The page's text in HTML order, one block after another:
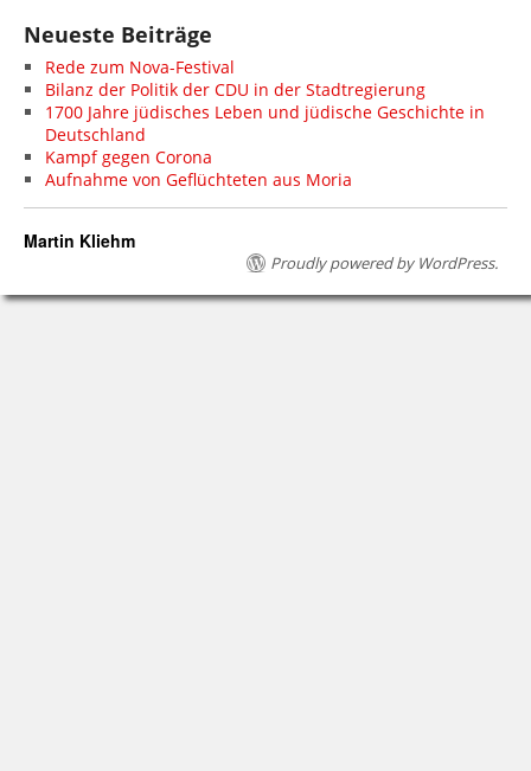
Neueste Beiträge
Rede zum Nova-Festival
Bilanz der Politik der CDU in der Stadtregierung
1700 Jahre jüdisches Leben und jüdische Geschichte in
Deutschland
Kampf gegen Corona
Aufnahme von Geflüchteten aus Moria
Martin Kliehm
Proudly powered by WordPress.